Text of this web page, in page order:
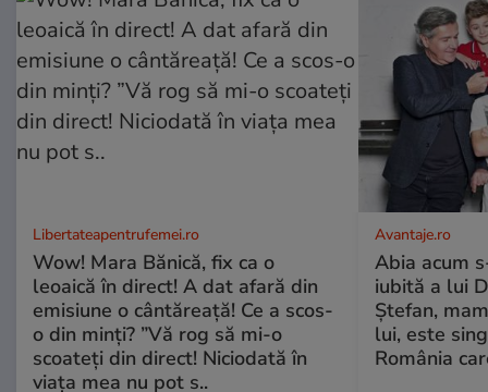
Libertateapentrufemei.ro
Wow! Mara Bănică, fix ca o
leoaică în direct! A dat afară din
emisiune o cântăreață! Ce a scos-
o din minți? ”Vă rog să mi-o
scoateți din direct! Niciodată în
viața mea nu pot s..
Avantaje.ro
Abia acum
iubită a lui
Ștefan,
lui, este
România